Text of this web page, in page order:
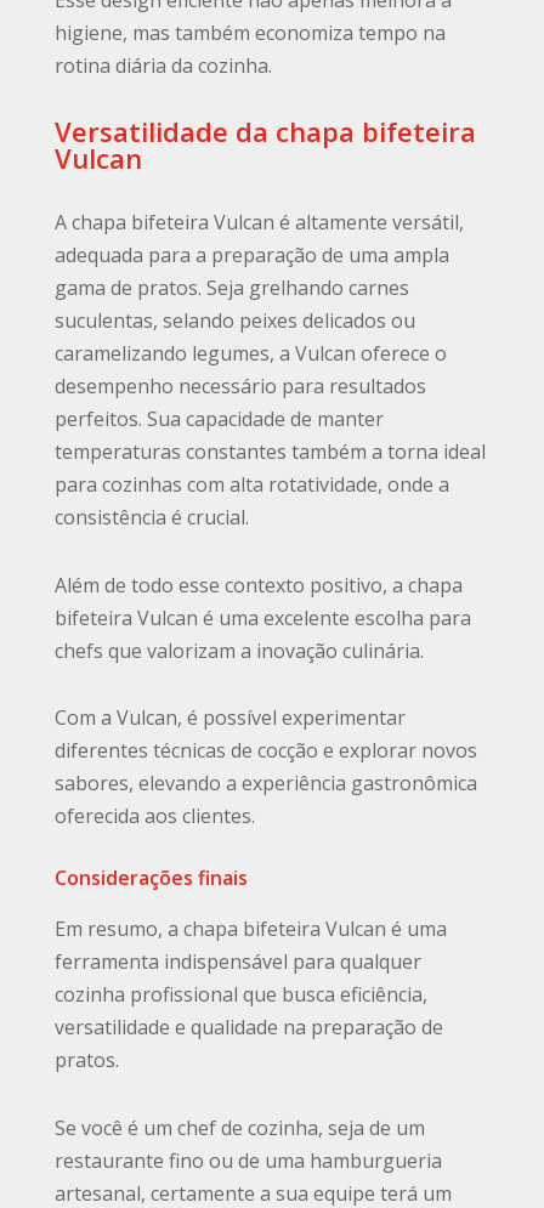
higiene, mas também economiza tempo na
rotina diária da cozinha.
Versatilidade da chapa bifeteira
Vulcan
A chapa bifeteira Vulcan é altamente versátil,
adequada para a preparação de uma ampla
gama de pratos. Seja grelhando carnes
suculentas, selando peixes delicados ou
caramelizando legumes, a Vulcan oferece o
desempenho necessário para resultados
perfeitos. Sua capacidade de manter
temperaturas constantes também a torna ideal
para cozinhas com alta rotatividade, onde a
consistência é crucial.
Além de todo esse contexto positivo, a chapa
bifeteira Vulcan é uma excelente escolha para
chefs que valorizam a inovação culinária.
Com a Vulcan, é possível experimentar
diferentes técnicas de cocção e explorar novos
sabores, elevando a experiência gastronômica
oferecida aos clientes.
Considerações finais
Em resumo, a chapa bifeteira Vulcan é uma
ferramenta indispensável para qualquer
cozinha profissional que busca eficiência,
versatilidade e qualidade na preparação de
pratos.
Se você é um chef de cozinha, seja de um
restaurante fino ou de uma hamburgueria
artesanal, certamente a sua equipe terá um